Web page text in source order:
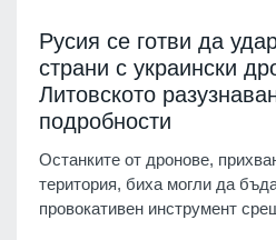
Русия се готви да
страни с украински
Литовското
подробности
Останките от дронове,
територия, биха могли да
провокативен инструмент